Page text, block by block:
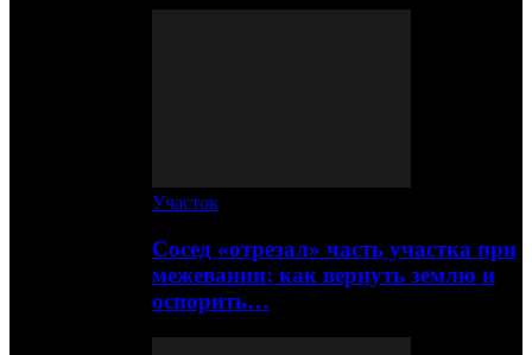
Участок
Сосед «отрезал» часть участка при
межевании: как вернуть землю и
оспорить…